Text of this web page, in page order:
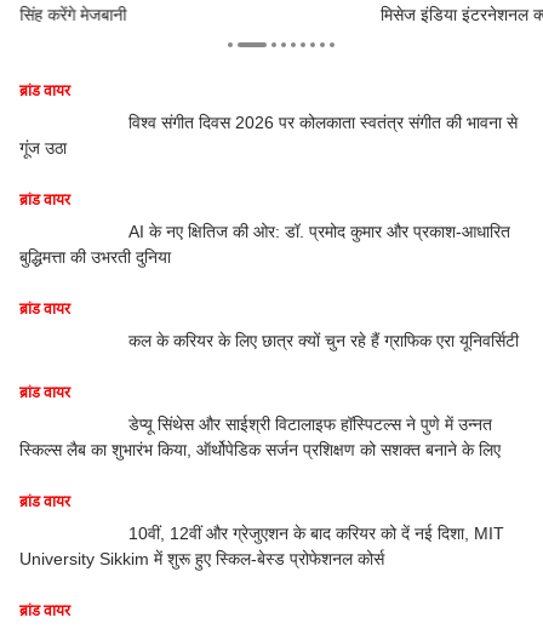
सिंह करेंगे मेजबानी
मिसेज इंडिया इंटरनेशनल
ब्रांड वायर
विश्व संगीत दिवस 2026 पर कोलकाता स्वतंत्र संगीत की भावना से
गूंज उठा
ब्रांड वायर
AI के नए क्षितिज की ओर: डॉ. प्रमोद कुमार और प्रकाश-आधारित
बुद्धिमत्ता की उभरती दुनिया
ब्रांड वायर
कल के करियर के लिए छात्र क्यों चुन रहे हैं ग्राफिक एरा यूनिवर्सिटी
ब्रांड वायर
डेप्यू सिंथेस और साईश्री विटालाइफ हॉस्पिटल्स ने पुणे में उन्नत
स्किल्स लैब का शुभारंभ किया, ऑर्थोपेडिक सर्जन प्रशिक्षण को सशक्त बनाने के लिए
ब्रांड वायर
10वीं, 12वीं और ग्रेजुएशन के बाद करियर को दें नई दिशा, MIT
University Sikkim में शुरू हुए स्किल-बेस्ड प्रोफेशनल कोर्स
ब्रांड वायर